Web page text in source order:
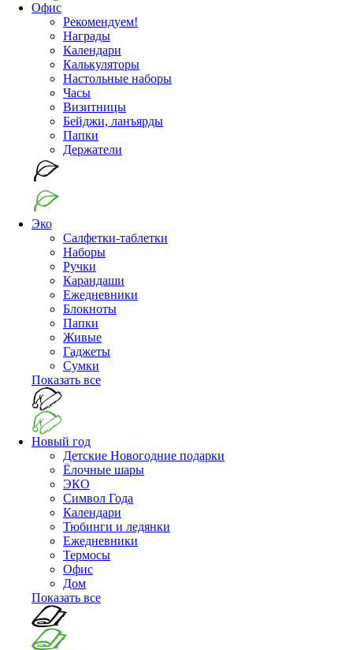
Офис
Рекомендуем!
Награды
Календари
Калькуляторы
Настольные наборы
Часы
Визитницы
Бейджи, ланъярды
Папки
Держатели
Эко
Салфетки-таблетки
Наборы
Ручки
Карандаши
Ежедневники
Блокноты
Папки
Живые
Гаджеты
Сумки
Показать все
Новый год
Детские Новогодние подарки
Ёлочные шары
ЭКО
Символ Года
Календари
Тюбинги и ледянки
Ежедневники
Термосы
Офис
Дом
Показать все